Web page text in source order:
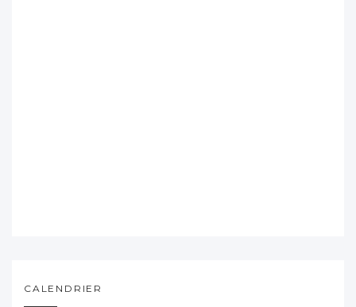
CALENDRIER